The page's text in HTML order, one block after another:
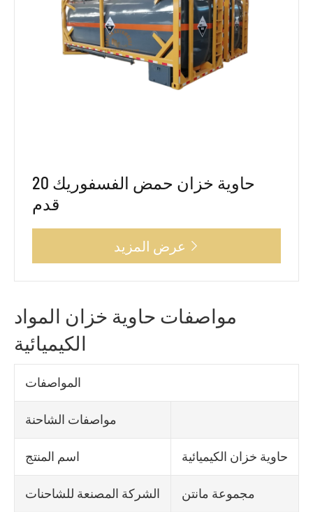
حاوية خزان حمض الفسفوريك 20
قدم
عرض المزيد 
مواصفات حاوية خزان المواد
الكيميائية
المواصفات
مواصفات الشاحنة
اسم المنتج حاوية خزان الكيميائية
الشركة المصنعة للشاحنات مجموعة مانتن